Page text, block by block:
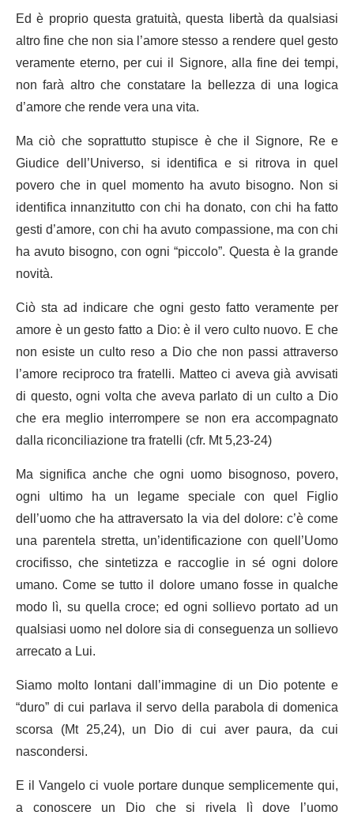
Ed è proprio questa gratuità, questa libertà da qualsiasi
altro fine che non sia l’amore stesso a rendere quel gesto
veramente eterno, per cui il Signore, alla fine dei tempi,
non farà altro che constatare la bellezza di una logica
d’amore che rende vera una vita.
Ma ciò che soprattutto stupisce è che il Signore, Re e
Giudice dell’Universo, si identifica e si ritrova in quel
povero che in quel momento ha avuto bisogno. Non si
identifica innanzitutto con chi ha donato, con chi ha fatto
gesti d’amore, con chi ha avuto compassione, ma con chi
ha avuto bisogno, con ogni “piccolo”. Questa è la grande
novità.
Ciò sta ad indicare che ogni gesto fatto veramente per
amore è un gesto fatto a Dio: è il vero culto nuovo. E che
non esiste un culto reso a Dio che non passi attraverso
l’amore reciproco tra fratelli. Matteo ci aveva già avvisati
di questo, ogni volta che aveva parlato di un culto a Dio
che era meglio interrompere se non era accompagnato
dalla riconciliazione tra fratelli (cfr. Mt 5,23-24)
Ma significa anche che ogni uomo bisognoso, povero,
ogni ultimo ha un legame speciale con quel Figlio
dell’uomo che ha attraversato la via del dolore: c’è come
una parentela stretta, un’identificazione con quell’Uomo
crocifisso, che sintetizza e raccoglie in sé ogni dolore
umano. Come se tutto il dolore umano fosse in qualche
modo lì, su quella croce; ed ogni sollievo portato ad un
qualsiasi uomo nel dolore sia di conseguenza un sollievo
arrecato a Lui.
Siamo molto lontani dall’immagine di un Dio potente e
“duro” di cui parlava il servo della parabola di domenica
scorsa (Mt 25,24), un Dio di cui aver paura, da cui
nascondersi.
E il Vangelo ci vuole portare dunque semplicemente qui,
a conoscere un Dio che si rivela lì dove l’uomo